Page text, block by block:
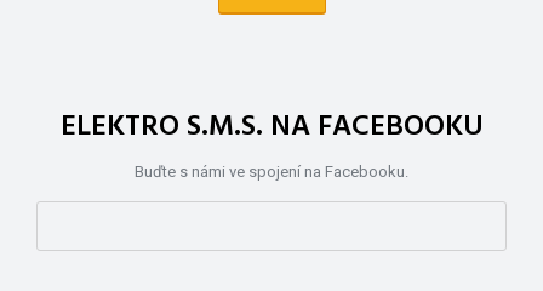
ELEKTRO S.M.S. NA FACEBOOKU
Buďte s námi ve spojení na Facebooku.